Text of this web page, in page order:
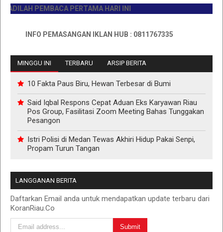
PEMBACA PERTAMA HARI INI
INFO PEMASANGAN IKLAN HUB : 0811767335
MINGGU INI TERBARU ARSIP BERITA
10 Fakta Paus Biru, Hewan Terbesar di Bumi
Said Iqbal Respons Cepat Aduan Eks Karyawan Riau
Pos Group, Fasilitasi Zoom Meeting Bahas Tunggakan
Pesangon
Istri Polisi di Medan Tewas Akhiri Hidup Pakai Senpi,
Propam Turun Tangan
LANGGANAN BERITA
Daftarkan Email anda untuk mendapatkan update terbaru dari
KoranRiau.Co